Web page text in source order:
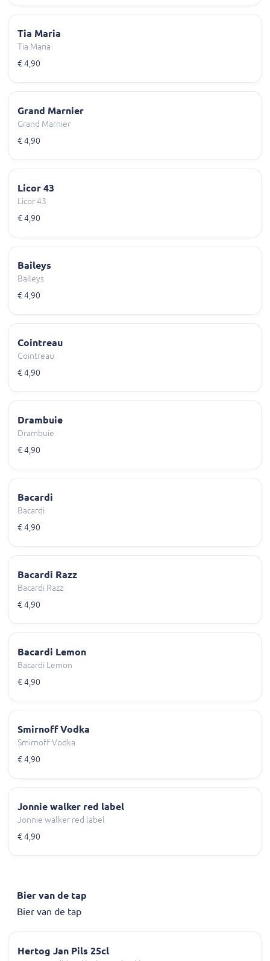
Tia Maria
Tia Maria
€ 4,90
Grand Marnier
Grand Marnier
€ 4,90
Licor 43
Licor 43
€ 4,90
Baileys
Baileys
€ 4,90
Cointreau
Cointreau
€ 4,90
Drambuie
Drambuie
€ 4,90
Bacardi
Bacardi
€ 4,90
Bacardi Razz
Bacardi Razz
€ 4,90
Bacardi Lemon
Bacardi Lemon
€ 4,90
Smirnoff Vodka
Smirnoff Vodka
€ 4,90
Jonnie walker red label
Jonnie walker red label
€ 4,90
Bier van de tap
Bier van de tap
Hertog Jan Pils 25cl